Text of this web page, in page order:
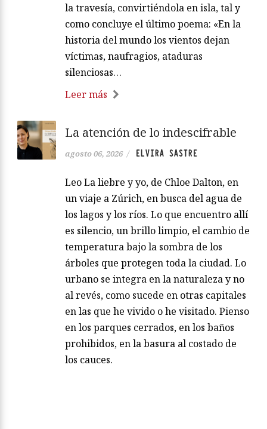
la travesía, convirtiéndola en isla, tal y
como concluye el último poema: «En la
historia del mundo los vientos dejan
víctimas, naufragios, ataduras
silenciosas…
Leer más
La atención de lo indescifrable
agosto 06, 2026 / ELVIRA SASTRE
Leo La liebre y yo, de Chloe Dalton, en
un viaje a Zúrich, en busca del agua de
los lagos y los ríos. Lo que encuentro allí
es silencio, un brillo limpio, el cambio de
temperatura bajo la sombra de los
árboles que protegen toda la ciudad. Lo
urbano se integra en la naturaleza y no
al revés, como sucede en otras capitales
en las que he vivido o he visitado. Pienso
en los parques cerrados, en los baños
prohibidos, en la basura al costado de
los cauces.